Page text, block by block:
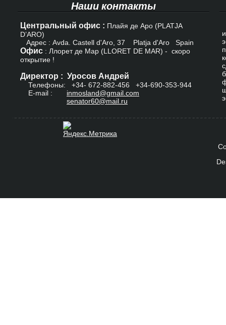
Наши контакты
Центральный офис : Плайя де Аро (PLATJA
D’ARO)
Адрес : Avda. Castell d'Aro, 37 Platja d'Aro Spain
Офис : Ллорет де Мар (LLORET DE MAR) - скоро
открытие !
Директор : Уросов Андрей
Телефоны: +34- 672-882-456
+34-690-353-944
E-mail : inmosland@gmail.com
senator60@mail.ru